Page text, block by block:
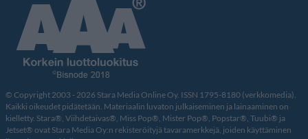
© Copyright 2003 - 2026 Stara Media Online Oy. ISSN 1795-8180 (verkkomedia).
Kaikki oikeudet pidätetään. Materiaalin luvaton julkaiseminen ja lainaaminen on
kielletty. Stara®, Viihdetaivas®, Miss Pop®, Mister Pop®, Popstar®, Tuubi® ja
Jetset® ovat Stara Media Oy:n rekisteröityjä tavaramerkkejä, joiden käyttäminen